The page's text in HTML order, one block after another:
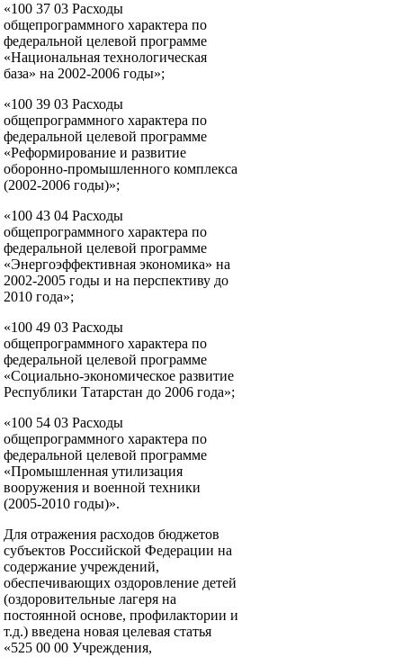
«100 37 03 Расходы
общепрограммного характера по
федеральной целевой программе
«Национальная технологическая
база» на 2002-2006 годы»;
«100 39 03 Расходы
общепрограммного характера по
федеральной целевой программе
«Реформирование и развитие
оборонно-промышленного комплекса
(2002-2006 годы)»;
«100 43 04 Расходы
общепрограммного характера по
федеральной целевой программе
«Энергоэффективная экономика» на
2002-2005 годы и на перспективу до
2010 года»;
«100 49 03 Расходы
общепрограммного характера по
федеральной целевой программе
«Социально-экономическое развитие
Республики Татарстан до 2006 года»;
«100 54 03 Расходы
общепрограммного характера по
федеральной целевой программе
«Промышленная утилизация
вооружения и военной техники
(2005-2010 годы)».
Для отражения расходов бюджетов
субъектов Российской Федерации на
содержание учреждений,
обеспечивающих оздоровление детей
(оздоровительные лагеря на
постоянной основе, профилактории и
т.д.) введена новая целевая статья
«525 00 00 Учреждения,